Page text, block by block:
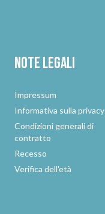
Note legali
Impressum
Informativa sulla privacy
Condizioni generali di
contratto
Recesso
Verifica dell'età